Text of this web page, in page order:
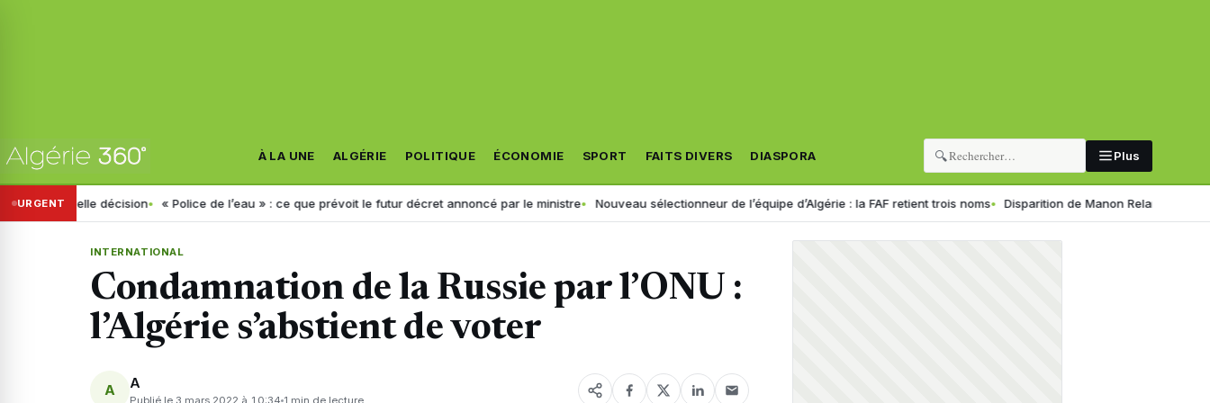
À LA UNE ALGÉRIE POLITIQUE ÉCONOMIE SPORT FAITS DIVERS DIASPORA 🔍 Plus
URGENT
décision « Police de l’eau » : ce que prévoit le futur décret annoncé par le ministre Nouveau sélectionneur de l’équipe d’Algérie : la FAF retient trois noms Disparition de Manon Relandeau : sa mère
INTERNATIONAL
Condamnation de la Russie par l’ONU :
l’Algérie s’abstient de voter
A A
Publié le 3 mars 2022 à 10:34 1 min de lecture